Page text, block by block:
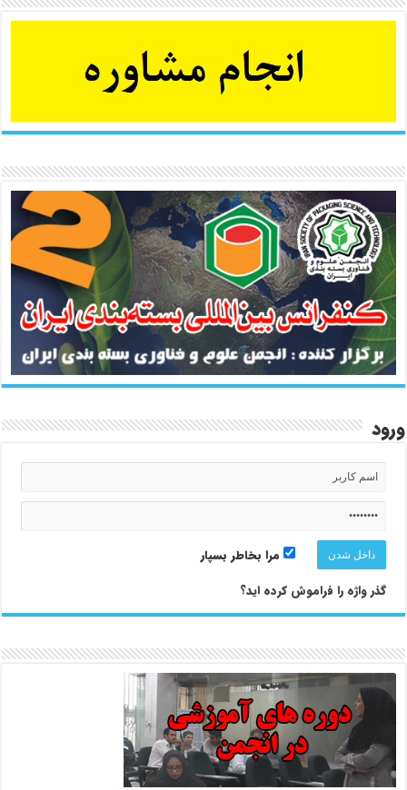
ورود
مرا بخاطر بسپار
گذر واژه را فراموش کرده اید؟